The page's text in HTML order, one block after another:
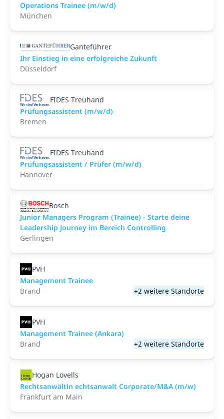
Operations Trainee (m/w/d)
München
Ganteführer
Ihr Einstieg in eine erfolgreiche Zukunft
Düsseldorf
FIDES Treuhand
Prüfungsassistent (m/w/d)
Bremen
FIDES Treuhand
Prüfungsassistent / Prüfer (m/w/d)
Hannover
Bosch
Junior Managers Program (Trainee) - Starte deine
Leadership Journey im Bereich Controlling
Gerlingen
PVH
Management Trainee
Brand
+2 weitere Standorte
PVH
Management Trainee (Ankara)
Brand
+2 weitere Standorte
Hogan Lovells
Rechtsanwältin echtsanwalt Corporate/M&A (m/w)
Frankfurt am Main